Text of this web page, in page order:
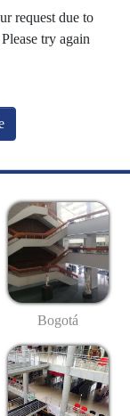
request due to
try again
Bogotá